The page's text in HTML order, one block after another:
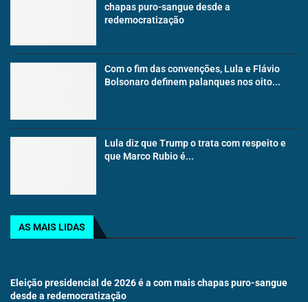
chapas puro-sangue desde a
redemocratização
Com o fim das convenções, Lula e Flávio
Bolsonaro definem palanques nos oito...
Lula diz que Trump o trata com respeito e
que Marco Rubio é...
AS MAIS LIDAS
Eleição presidencial de 2026 é a com mais chapas puro-sangue
desde a redemocratização